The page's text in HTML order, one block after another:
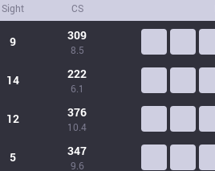
Sight CS
9 309
8.5
14 222
6.1
12 376
10.4
5 347
9.6